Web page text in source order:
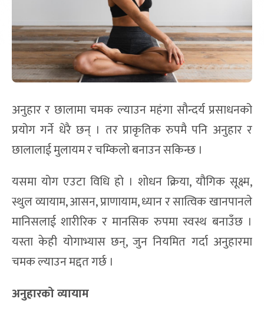
अनुहार र छालामा चमक ल्याउन महंगा सौन्दर्य प्रसाधनको
प्रयोग गर्ने धेरै छन् । तर प्राकृतिक रुपमै पनि अनुहार र
छालालाई मुलायम र चम्किलो बनाउन सकिन्छ ।
यसमा योग एउटा विधि हो । शोधन क्रिया, यौगिक सूक्ष्म,
स्थुल व्यायाम, आसन, प्राणायाम, ध्यान र सात्विक खानपानले
मानिसलाई शारीरिक र मानसिक रुपमा स्वस्थ बनाउँछ ।
यस्ता केही योगाभ्यास छन्, जुन नियमित गर्दा अनुहारमा
चमक ल्याउन मद्दत गर्छ ।
अनुहारको व्यायाम